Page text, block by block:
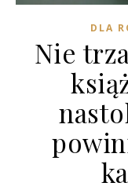
DLA
Nie